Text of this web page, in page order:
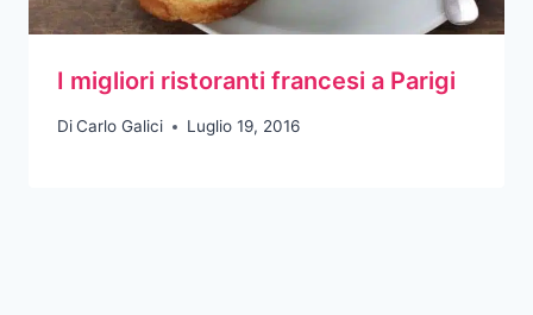
I migliori ristoranti francesi a Parigi
DiCarlo Galici Luglio 19, 2016